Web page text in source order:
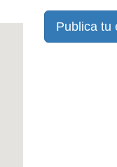
Publica tu